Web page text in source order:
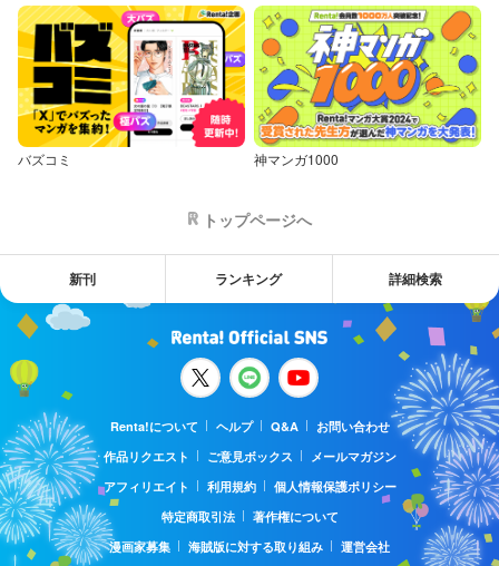
バズコミ 神マンガ1000
トップページへ
新刊 ランキング 詳細検索
Renta!について ヘルプ Q&A
お問い合わせ
作品リクエスト
ご意見ボックス
メールマガジン
アフィリエイト
利用規約
個人情報保護ポリシー
特定商取引法
著作権について
漫画家募集
海賊版に対する取り組み 運営会社